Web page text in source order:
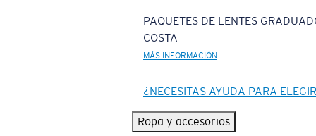
PAQUETES DE LENTES
COSTA
MÁS INFORMACIÓN
¿NECESITAS AYUDA PARA
Ropa y accesorios